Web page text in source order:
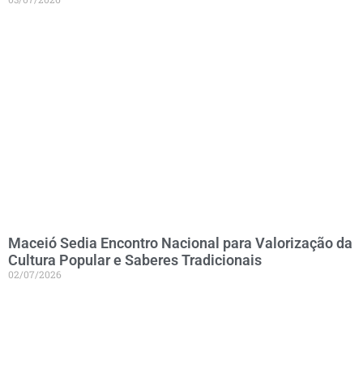
Maceió Sedia Encontro Nacional para Valorização da
Cultura Popular e Saberes Tradicionais
02/07/2026